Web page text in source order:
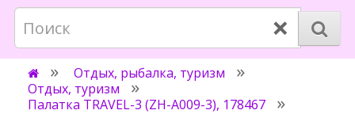
×
Отдых, рыбалка, туризм
Отдых, туризм
Палатка TRAVEL-3 (ZH-A009-3), 178467